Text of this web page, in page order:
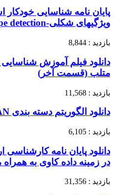
پایان نامه شناسایی خودکار
ویژگیهای شکلی-shape detection + ویدئو آموزش
بازدید : 8,844
متلب (قسمت آخر)
بازدید : 11,568
دانلود الگوریتم دسته بندی DBSCAN در متلب
بازدید : 6,105
دانلود پایان نامه
در زمینه داده کاوی به همراه
بازدید : 31,356